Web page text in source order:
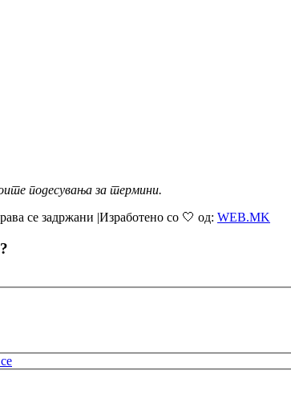
подесувања за термини.
се задржани |Изработено со 🤍 од: WEB.MK